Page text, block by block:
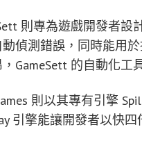
則專為遊戲開發者
偵測錯誤，同時能用
GameSett 的自動化工
則以其專有引擎
引擎能讓開發者以快